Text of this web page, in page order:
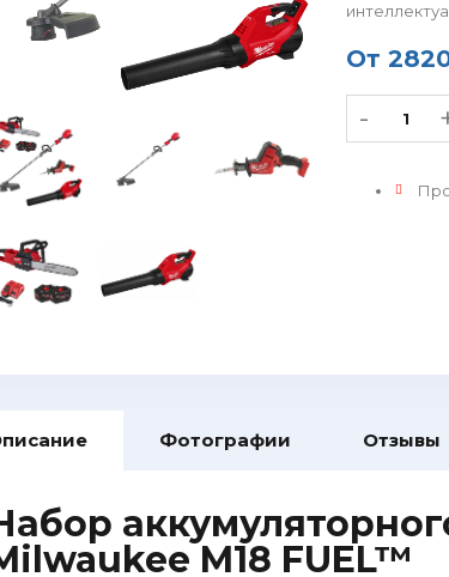
интеллектуа...
От
-
Фотографии Отзывы
M18 FUEL™